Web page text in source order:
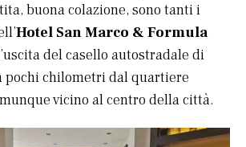
buona colazione, sono tanti i
Hotel San Marco & Formula
del casello autostradale di
pochi chilometri dal quartiere
vicino al centro della città.